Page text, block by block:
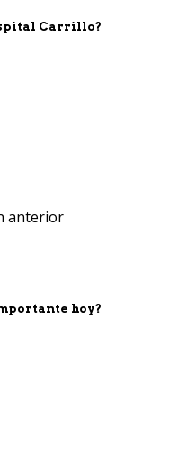
Carrillo?
anterior
hoy?